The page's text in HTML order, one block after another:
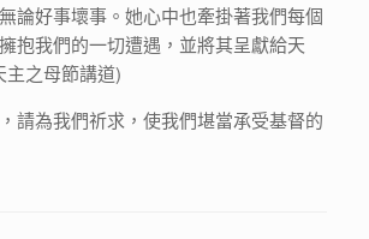
論好事壞事。她心中也牽掛著我們每個
抱我們的一切遭遇，並將其呈獻給天
主之母節講道)
請為我們祈求，使我們堪當承受基督的